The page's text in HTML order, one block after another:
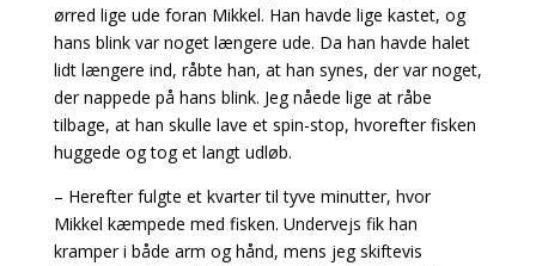
ørred lige ude foran Mikkel. Han havde lige kastet, og
hans blink var noget længere ude. Da han havde halet
lidt længere ind, råbte han, at han synes, der var noget,
der nappede på hans blink. Jeg nåede lige at råbe
tilbage, at han skulle lave et spin-stop, hvorefter fisken
huggede og tog et langt udløb.
– Herefter fulgte et kvarter til tyve minutter, hvor
Mikkel kæmpede med fisken. Undervejs fik han
kramper i både arm og hånd, mens jeg skiftevis